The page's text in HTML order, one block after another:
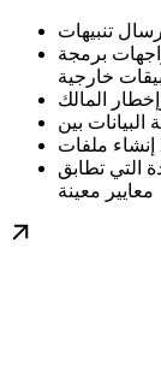
واجهات برمجة
خارجية
المالك
التي تطابق
معايير معينة